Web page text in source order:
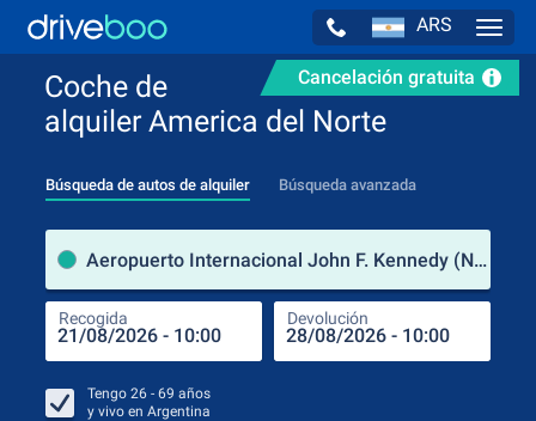
ARS
Cancelación gratuita
Coche de
alquiler America del Norte
Búsqueda de autos de alquiler Búsqueda avanzada
Aeropuerto Internacional John F. Kennedy (Nueva York / Estados Unidos de América)
Recogida Devolución
Tengo 26 - 69 años
y vivo en Argentina